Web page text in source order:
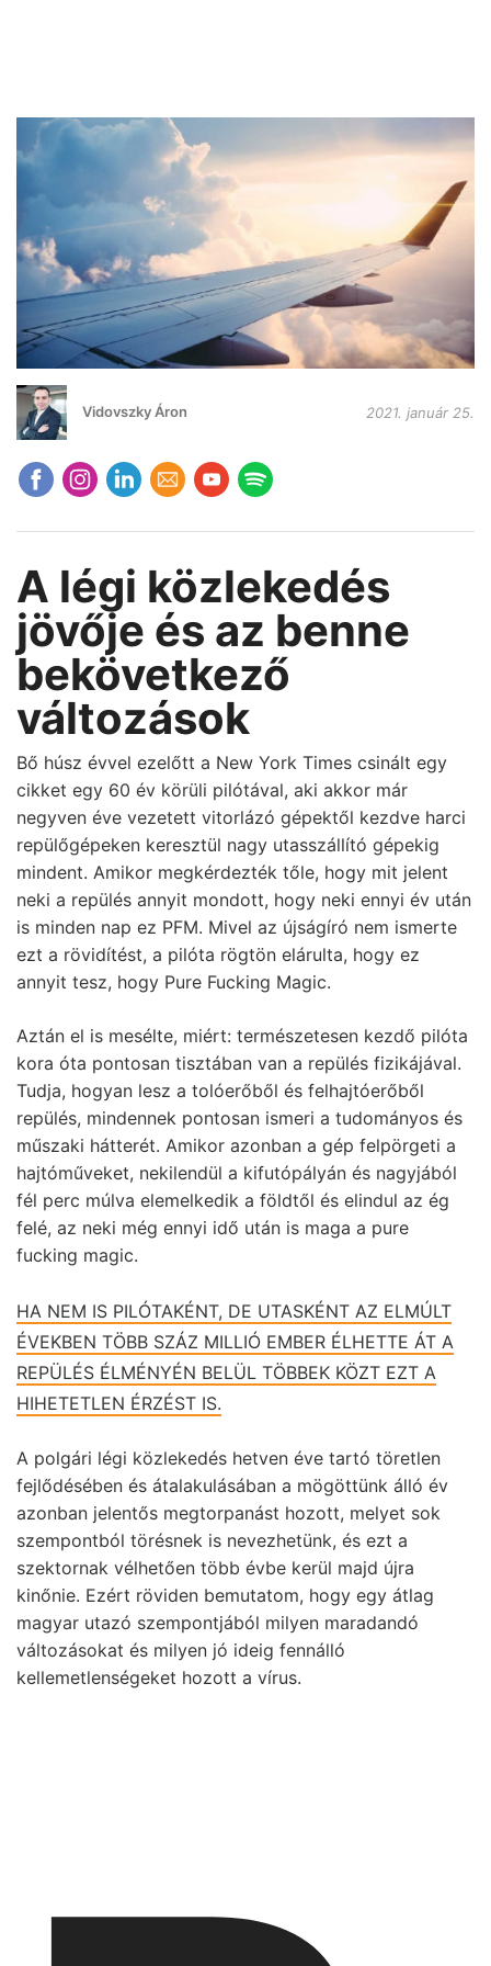
Vidovszky Áron 2021. január 25.
A légi közlekedés
jövője és az benne
bekövetkező
változások
Bő húsz évvel ezelőtt a New York Times csinált egy
cikket egy 60 év körüli pilótával, aki akkor már
negyven éve vezetett vitorlázó gépektől kezdve harci
repülőgépeken keresztül nagy utasszállító gépekig
mindent. Amikor megkérdezték tőle, hogy mit jelent
neki a repülés annyit mondott, hogy neki ennyi év után
is minden nap ez PFM. Mivel az újságíró nem ismerte
ezt a rövidítést, a pilóta rögtön elárulta, hogy ez
annyit tesz, hogy Pure Fucking Magic.
Aztán el is mesélte, miért: természetesen kezdő pilóta
kora óta pontosan tisztában van a repülés fizikájával.
Tudja, hogyan lesz a tolóerőből és felhajtóerőből
repülés, mindennek pontosan ismeri a tudományos és
műszaki hátterét. Amikor azonban a gép felpörgeti a
hajtóműveket, nekilendül a kifutópályán és nagyjából
fél perc múlva elemelkedik a földtől és elindul az ég
felé, az neki még ennyi idő után is maga a pure
fucking magic.
HA NEM IS PILÓTAKÉNT, DE UTASKÉNT AZ ELMÚLT
ÉVEKBEN TÖBB SZÁZ MILLIÓ EMBER ÉLHETTE ÁT A
REPÜLÉS ÉLMÉNYÉN BELÜL TÖBBEK KÖZT EZT A
HIHETETLEN ÉRZÉST IS.
A polgári légi közlekedés hetven éve tartó töretlen
fejlődésében és átalakulásában a mögöttünk álló év
azonban jelentős megtorpanást hozott, melyet sok
szempontból törésnek is nevezhetünk, és ezt a
szektornak vélhetően több évbe kerül majd újra
kinőnie. Ezért röviden bemutatom, hogy egy átlag
magyar utazó szempontjából milyen maradandó
változásokat és milyen jó ideig fennálló
kellemetlenségeket hozott a vírus.